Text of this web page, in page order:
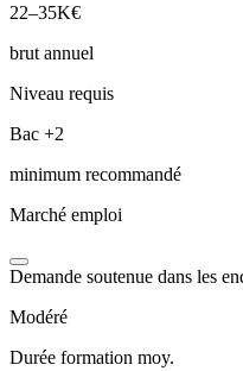
22–35K€
brut annuel
Niveau requis
Bac +2
minimum recommandé
Marché emploi
Demande soutenue dans les
Modéré
Durée formation moy.